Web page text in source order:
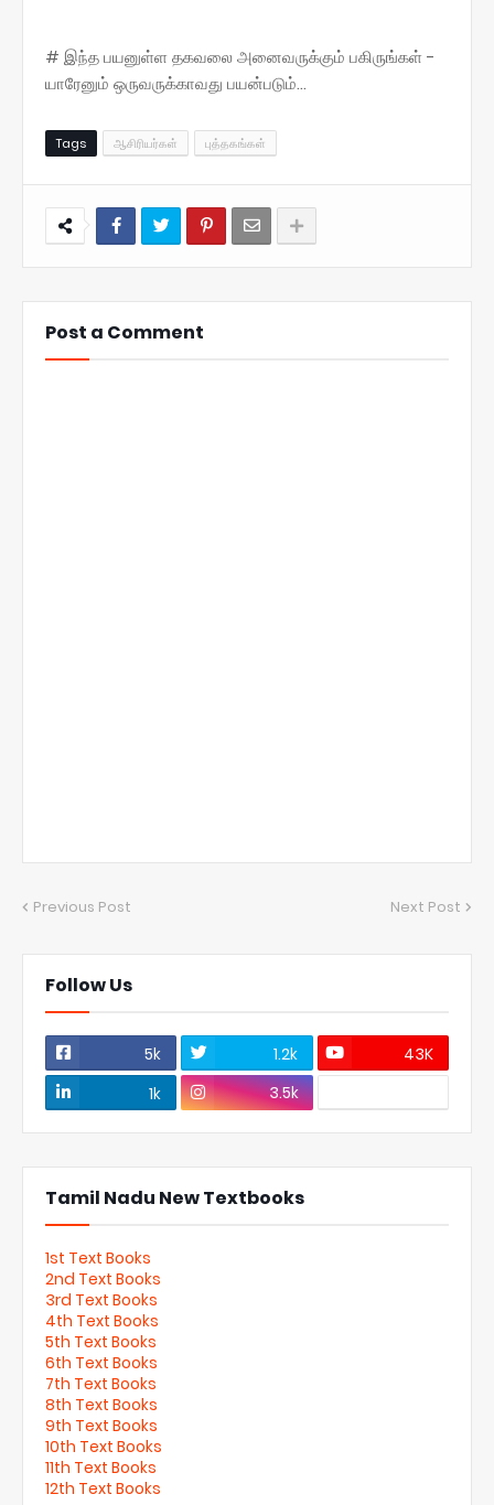
# இந்த பயனுள்ள தகவலை அனைவருக்கும் பகிருங்கள் -
யாரேனும் ஒருவருக்காவது பயன்படும்...
Tags ஆசிரியர்கள் புத்தகங்கள்
Post a Comment
Previous Post Next Post
Follow Us
5k 1.2k
43K
1k
3.5k
Tamil Nadu New Textbooks
1st Text Books
2nd Text Books
3rd Text Books
4th Text Books
5th Text Books
6th Text Books
7th Text Books
8th Text Books
9th Text Books
10th Text Books
11th Text Books
12th Text Books